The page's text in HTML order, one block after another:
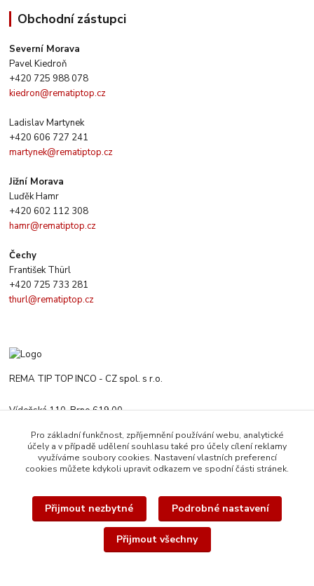
Obchodní zástupci
Severní Morava
Pavel Kiedroň
+420 725 988 078
kiedron@rematiptop.cz
Ladislav Martynek
+420 606 727 241
martynek@rematiptop.cz
Jižní Morava
Luďěk Hamr
+420 602 112 308
hamr@rematiptop.cz
Čechy
František Thürl
+420 725 733 281
thurl@rematiptop.cz
REMA TIP TOP INCO - CZ spol. s r.o.
Vídeňská 110, Brno 619 00
Po-Čt 8:00-16:00 h. Pa 8:00-13:30 h.
rematiptop@rematiptop.cz
© 2026 REMA TIP-TOP INCO-CZ spol. s r.o. | Veškerý obsah této webové
Pro základní funkčnost, zpříjemnění používání webu, analytické
účely a v případě udělení souhlasu také pro účely cílení reklamy
využíváme soubory cookies. Nastavení vlastních preferencí
cookies můžete kdykoli upravit odkazem ve spodní části stránek.
Přijmout nezbytné Podrobné nastavení
Přijmout všechny